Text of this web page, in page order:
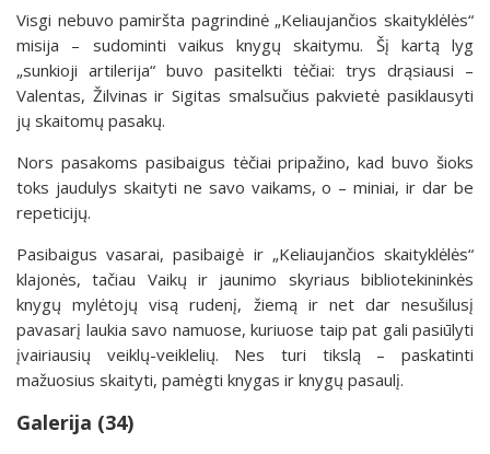
Visgi nebuvo pamiršta pagrindinė „Keliaujančios skaityklėlės“
misija – sudominti vaikus knygų skaitymu. Šį kartą lyg
„sunkioji artilerija“ buvo pasitelkti tėčiai: trys drąsiausi –
Valentas, Žilvinas ir Sigitas smalsučius pakvietė pasiklausyti
jų skaitomų pasakų.
Nors pasakoms pasibaigus tėčiai pripažino, kad buvo šioks
toks jaudulys skaityti ne savo vaikams, o – miniai, ir dar be
repeticijų.
Pasibaigus vasarai, pasibaigė ir „Keliaujančios skaityklėlės“
klajonės, tačiau Vaikų ir jaunimo skyriaus bibliotekininkės
knygų mylėtojų visą rudenį, žiemą ir net dar nesušilusį
pavasarį laukia savo namuose, kuriuose taip pat gali pasiūlyti
įvairiausių veiklų-veiklelių. Nes turi tikslą – paskatinti
mažuosius skaityti, pamėgti knygas ir knygų pasaulį.
Galerija (34)